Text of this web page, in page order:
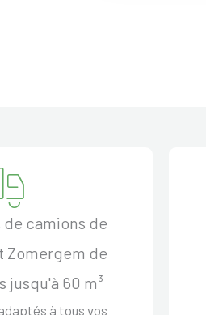
de camions de
Zomergem de
jusqu'à 60 m³
à tous vos